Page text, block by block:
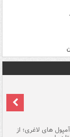
های لاغری؛ از